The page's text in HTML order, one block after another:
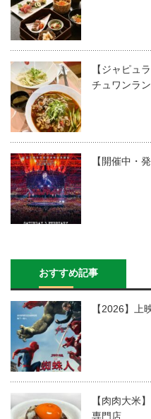
【ジャピュ
チュワンラ
【開催中・
おすすめ記事
【2026】上
【肉肉大米
専門店